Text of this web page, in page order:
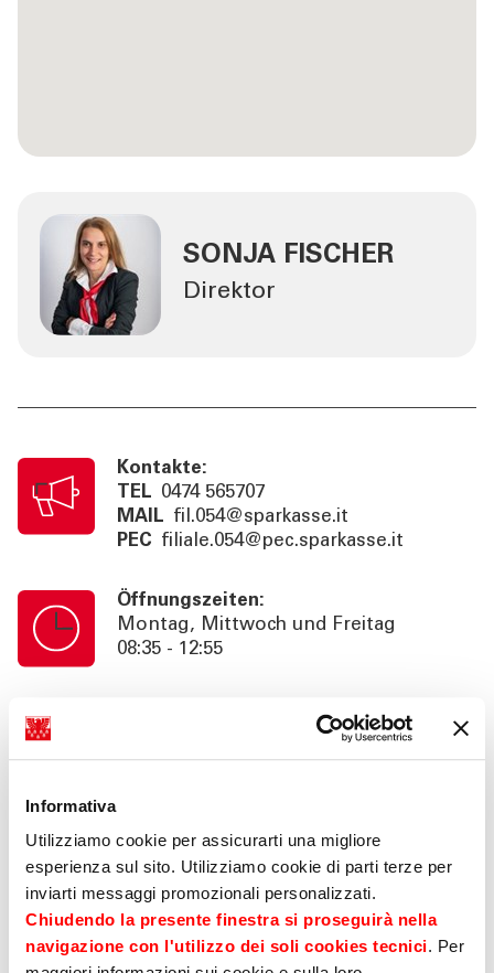
Informativa
Utilizziamo cookie per assicurarti una migliore
esperienza sul sito. Utilizziamo cookie di parti terze per
inviarti messaggi promozionali personalizzati.
Chiudendo la presente finestra si proseguirà nella
navigazione con l'utilizzo dei soli cookies tecnici. Per
SONJA FISCHER
Direktor
Kontakte:
TEL 0474 565707
MAIL fil.054@sparkasse.it
PEC filiale.054@pec.sparkasse.it
Öffnungszeiten:
Montag, Mittwoch und Freitag
08:35 - 12:55
Kassenschalterzeiten:
Montag, Mittwoch und Freitag
08:35 - 12:55
Nachmittag auf Termin 14:35 - 16:30 (Fr
16:00).
Beratung auf Anfrage bis 18:30 (Fr
16:00). SB. 24h